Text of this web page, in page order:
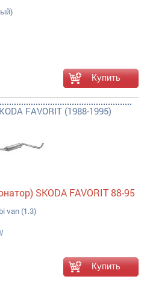
FAVORIT (1988-1995)
SKODA FAVORIT 88-95
van (1.3)